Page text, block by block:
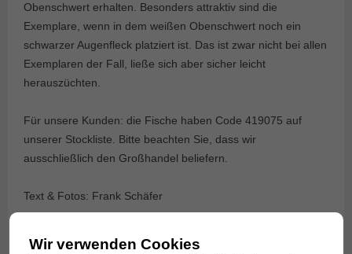
Obenschwert erhalten. Besonders attraktiv sind die
Exemplare, wenn in dem weißen Obenschwert noch ein
schwarzer Augenfleck platziert ist. Das ist zwar nicht bei allen
Exemplaren der Fall, ließe sich aber sicher leicht
herauszüchten.
Für unsere Kunden: die Fische haben Code 419075 auf
unserer Stockliste. Bitte beachten Sie, dass wir
ausschließlich den Großhandel beliefern.
Text & Fotos: Frank Schäfer
Angaben zum Tier
Wir verwenden Cookies